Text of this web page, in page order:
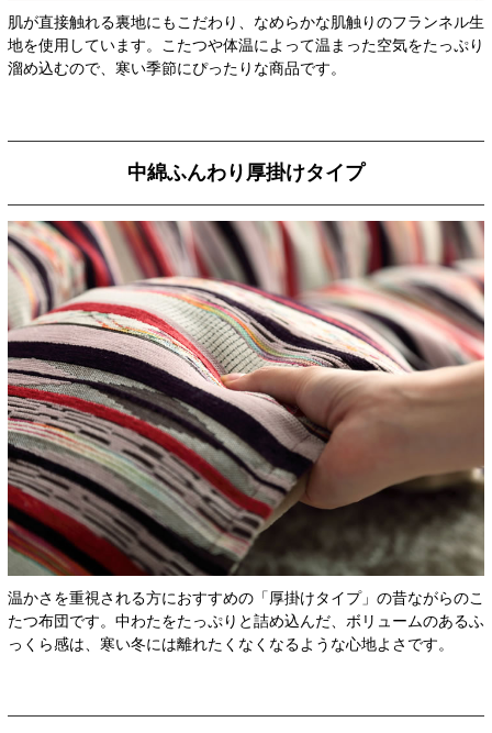
肌が直接触れる裏地にもこだわり、なめらかな肌触りのフランネル生
地を使用しています。こたつや体温によって温まった空気をたっぷり
溜め込むので、寒い季節にぴったりな商品です。
中綿ふんわり厚掛けタイプ
温かさを重視される方におすすめの「厚掛けタイプ」の昔ながらのこ
たつ布団です。中わたをたっぷりと詰め込んだ、ボリュームのあるふ
っくら感は、寒い冬には離れたくなくなるような心地よさです。